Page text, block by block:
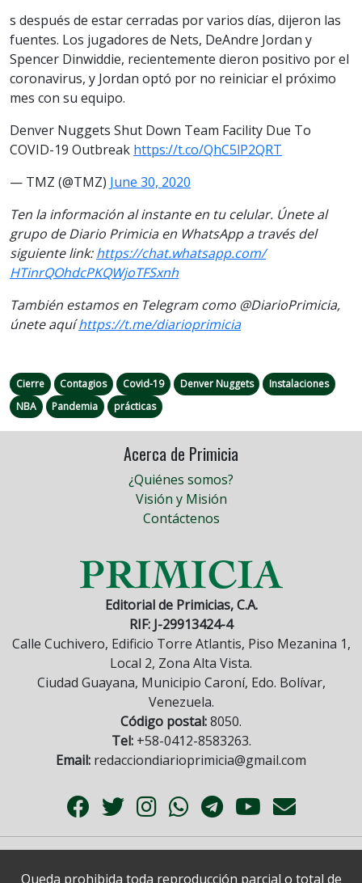
s después de estar cerradas por varios días, dijeron las
fuentes. Los jugadores de Nets, DeAndre Jordan y
Spencer Dinwiddie, recientemente dieron positivo por el
coronavirus, y Jordan optó por no reiniciar el próximo
mes con su equipo.
Denver Nuggets Shut Down Team Facility Due To
COVID-19 Outbreak https://t.co/QhC5lP2QRT
— TMZ (@TMZ) June 30, 2020
Ten la información al instante en tu celular. Únete al
grupo de Diario Primicia en WhatsApp a través del
siguiente link:https://chat.whatsapp.com/
HTinrQOhdcPKQWjoTFSxnh
También estamos en Telegram como @DiarioPrimicia,
únete aquíhttps://t.me/diarioprimicia
Cierre Contagios Covid-19 Denver Nuggets
Instalaciones
NBA
Pandemia prácticas
Acerca de Primicia
¿Quiénes somos?
Visión y Misión
Contáctenos
Editorial de Primicias, C.A.
RIF: J-29913424-4
Calle Cuchivero, Edificio Torre Atlantis, Piso Mezanina 1,
Local 2, Zona Alta Vista.
Ciudad Guayana, Municipio Caroní, Edo. Bolívar,
Venezuela.
Código postal:8050.
Tel:+58-0412-8583263.
Email: redacciondiarioprimicia@gmail.com
Queda prohibida toda reproducción parcial o total de